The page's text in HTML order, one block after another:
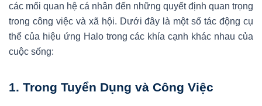
các mối quan hệ cá nhân đến những quyết định quan trọng
trong công việc và xã hội. Dưới đây là một số tác động cụ
thể của hiệu ứng Halo trong các khía cạnh khác nhau của
cuộc sống:
1. Trong Tuyển Dụng và Công Việc